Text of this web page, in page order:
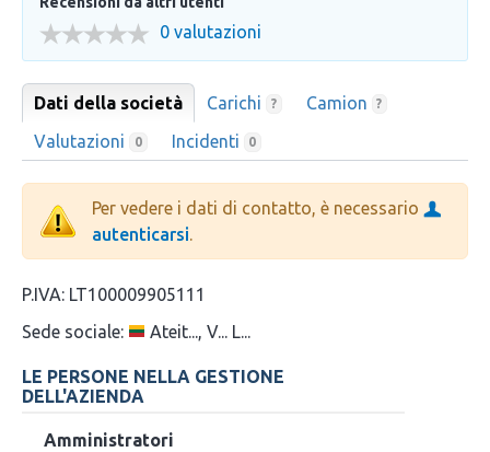
0 valutazioni
Dati della società Carichi ? Camion ?
Valutazioni 0 Incidenti 0
Per vedere i dati di contatto, è necessario
autenticarsi
P.IVA: LT100009905111
Sede sociale:
Ateit..., V... L...
LE PERSONE NELLA GESTIONE
DELL'AZIENDA
Amministratori